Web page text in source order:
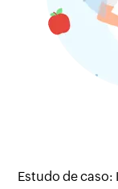
Estudo de